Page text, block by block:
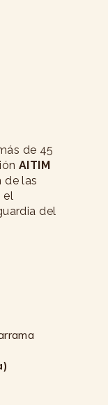
de 45
AITIM
de las
el
del